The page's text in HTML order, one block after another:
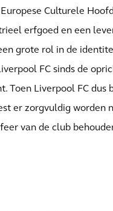
Culturele
erfgoed en een
grote rol in de
FC sinds de
Toen Liverpool FC
er zorgvuldig worden
van de club